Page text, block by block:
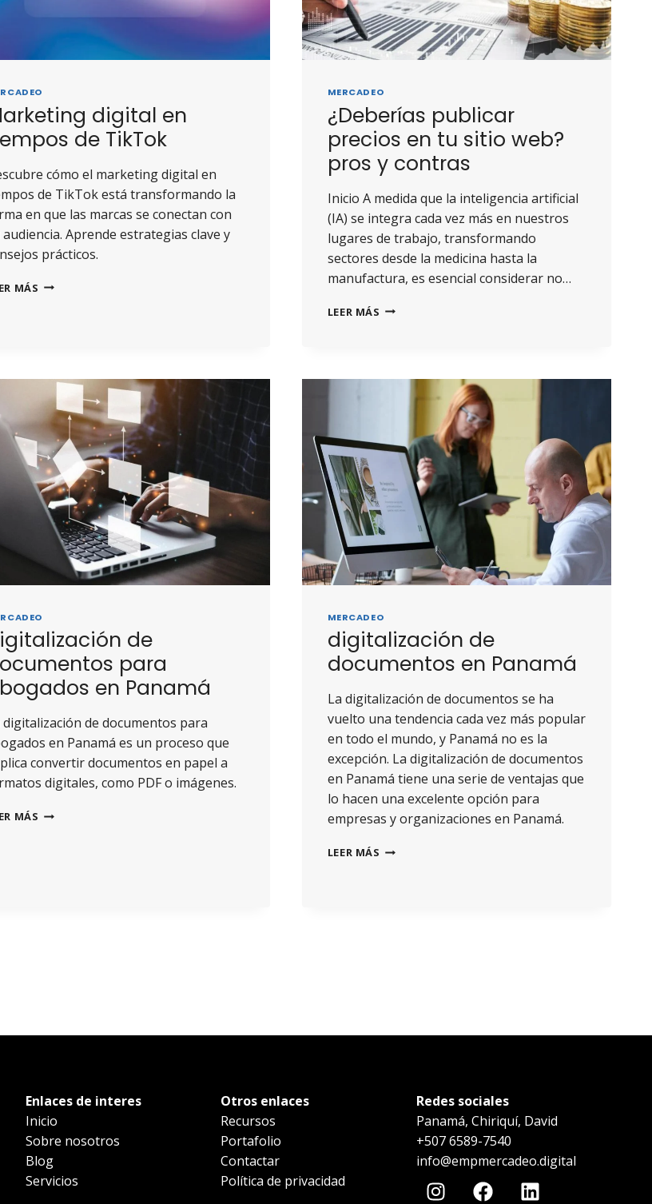
digital en
de TikTok
cómo el marketing digital en
de TikTok está transformando la
en que las marcas se conectan con
audiencia. Aprende estrategias clave y
prácticos.
MÁS
MERCADEO
¿Deberías publicar
precios en tu sitio web?
pros y contras
Inicio A medida que la inteligencia artificial
(IA) se integra cada vez más en nuestros
lugares de trabajo, transformando
sectores desde la medicina hasta la
manufactura, es esencial considerar no…
LEER MÁS
de
para
en Panamá
digitalización de documentos para
en Panamá es un proceso que
convertir documentos en papel a
digitales, como PDF o imágenes.
MÁS
MERCADEO
digitalización de
documentos en Panamá
La digitalización de documentos se ha
vuelto una tendencia cada vez más popular
en todo el mundo, y Panamá no es la
excepción. La digitalización de documentos
en Panamá tiene una serie de ventajas que
lo hacen una excelente opción para
empresas y organizaciones en Panamá.
LEER MÁS
Enlaces de interes
Inicio
Sobre nosotros
Blog
Servicios
Otros enlaces
Recursos
Portafolio
Contactar
Política de privacidad
Redes sociales
Panamá, Chiriquí, David
+507 6589-7540
info@empmercadeo.digital